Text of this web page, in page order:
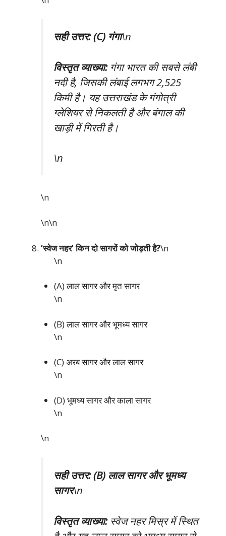
सही उत्तर: (C) गंगा\n
विस्तृत व्याख्या:गंगा भारत की सबसे लंबी
नदी है, जिसकी लंबाई लगभग 2,525
किमी है। यह उत्तराखंड के गंगोत्री
ग्लेशियर से निकलती है और बंगाल की
खाड़ी में गिरती है।
\n
\n
\n\n
‘स्वेज नहर’ किन दो सागरों को जोड़ती है?\n
\n
(A) लाल सागर और मृत सागर
\n
(B) लाल सागर और भूमध्य सागर
\n
(C) अरब सागर और लाल सागर
\n
(D) भूमध्य सागर और काला सागर
\n
\n
सही उत्तर: (B) लाल सागर और भूमध्य
सागर\n
विस्तृत व्याख्या:स्वेज नहर मिस्र में स्थित